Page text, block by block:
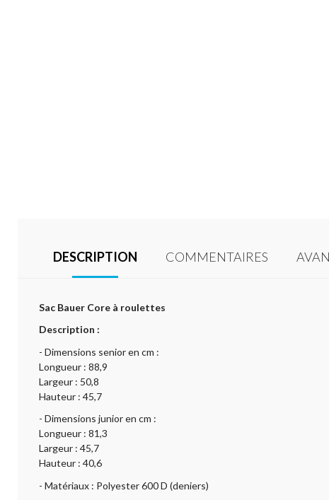
DESCRIPTION COMMENTAIRES
Sac Bauer Core à roulettes
Description :
- Dimensions senior en cm :
Longueur : 88,9
Largeur : 50,8
Hauteur : 45,7
- Dimensions junior en cm :
Longueur : 81,3
Largeur : 45,7
Hauteur : 40,6
- Matériaux : Polyester 600 D (deniers)